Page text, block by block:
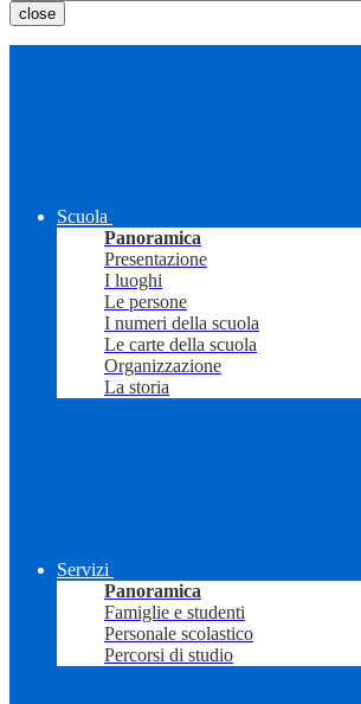
close
Scuola
Panoramica
Presentazione
I luoghi
Le persone
I numeri della scuola
Le carte della scuola
Organizzazione
La storia
Servizi
Panoramica
Famiglie e studenti
Personale scolastico
Percorsi di studio